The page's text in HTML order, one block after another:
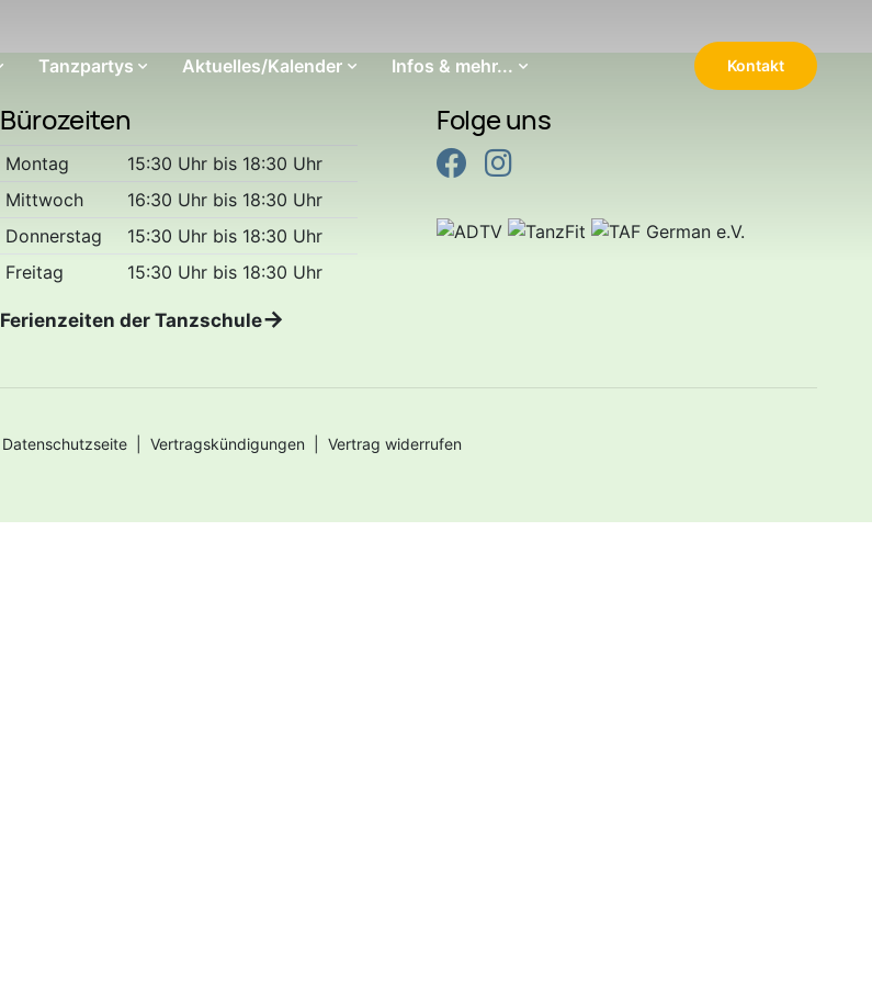
Tanzpartys Aktuelles/Kalender Infos & mehr... Kontakt
Bürozeiten
Montag
15:30 Uhr bis 18:30 Uhr
Mittwoch
16:30 Uhr bis 18:30 Uhr
Donnerstag
15:30 Uhr bis 18:30 Uhr
Freitag
15:30 Uhr bis 18:30 Uhr
Ferienzeiten der Tanzschule
Folge uns
Datenschutzseite Vertragskündigungen Vertrag widerrufen